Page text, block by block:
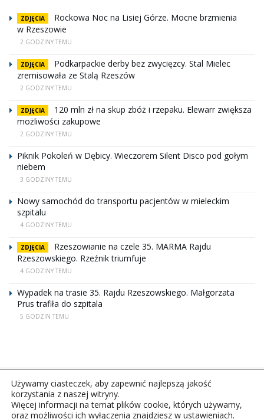
ZDJĘCIA
Rockowa Noc na Lisiej Górze. Mocne brzmienia
w Rzeszowie
2 GODZINY TEMU
ZDJĘCIA
Podkarpackie derby bez zwycięzcy. Stal Mielec
zremisowała ze Stalą Rzeszów
2 GODZINY TEMU
ZDJĘCIA
120 mln zł na skup zbóż i rzepaku. Elewarr zwiększa
możliwości zakupowe
2 GODZINY TEMU
Piknik Pokoleń w Dębicy. Wieczorem Silent Disco pod gołym
niebem
3 GODZINY TEMU
Nowy samochód do transportu pacjentów w mieleckim
szpitalu
4 GODZINY TEMU
ZDJĘCIA
Rzeszowianie na czele 35. MARMA Rajdu
Rzeszowskiego. Rzeźnik triumfuje
4 GODZINY TEMU
Wypadek na trasie 35. Rajdu Rzeszowskiego. Małgorzata
Prus trafiła do szpitala
5 GODZIN TEMU
Używamy ciasteczek, aby zapewnić najlepszą jakość
korzystania z naszej witryny.
Więcej informacji na temat plików cookie, których używamy,
oraz możliwości ich wyłączenia znajdziesz w ustawieniach.